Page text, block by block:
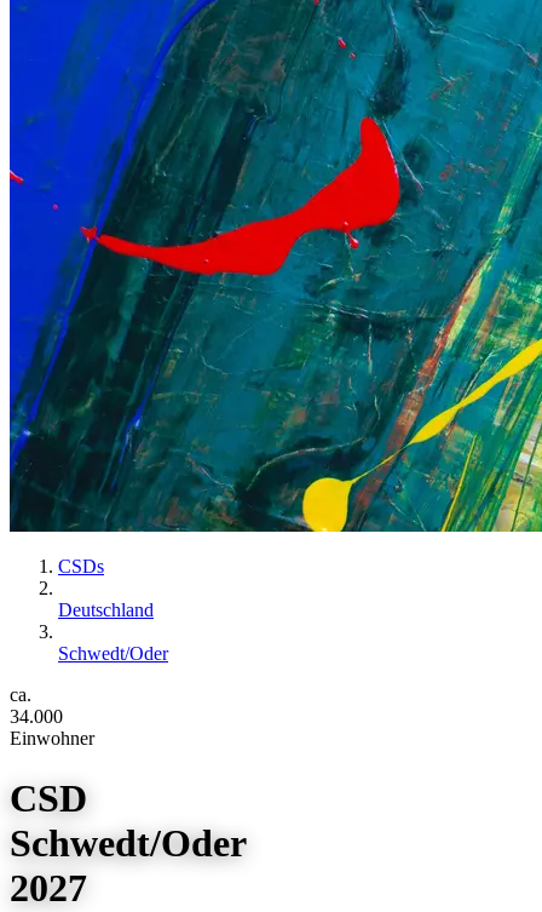
CSDs
Deutschland
Schwedt/Oder
ca.
34.000
Einwohner
CSD
Schwedt/Oder
2027